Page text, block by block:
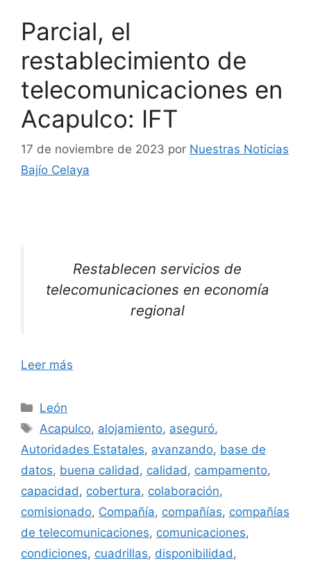
Parcial, el
restablecimiento de
telecomunicaciones en
Acapulco: IFT
17 de noviembre de 2023 por Nuestras Noticias
Bajío Celaya
Restablecen servicios de
telecomunicaciones en economía
regional
Leer más
Categorías
León
Etiquetas
Acapulco, alojamiento, aseguró,
Autoridades Estatales, avanzando, base de
datos, buena calidad , calidad , campamento,
capacidad , cobertura, colaboración,
comisionado, Compañía, compañías, compañías
de telecomunicaciones, comunicaciones,
condiciones, cuadrillas, disponibilidad ,